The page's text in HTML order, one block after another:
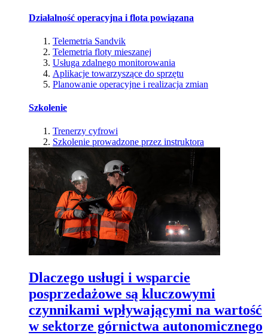
Działalność operacyjna i flota powiązana
Telemetria Sandvik
Telemetria floty mieszanej
Usługa zdalnego monitorowania
Aplikacje towarzyszące do sprzętu
Planowanie operacyjne i realizacja zmian
Szkolenie
Trenerzy cyfrowi
Szkolenie prowadzone przez instruktora
Dlaczego usługi i wsparcie
posprzedażowe są kluczowymi
czynnikami wpływającymi na wartość
w sektorze górnictwa autonomicznego